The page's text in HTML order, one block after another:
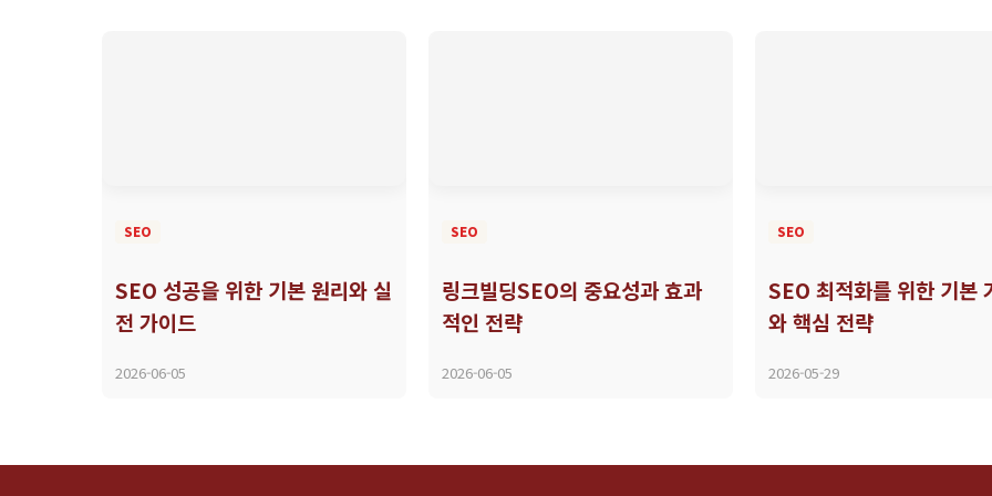
SEO
SEO 성공을 위한 기본 원리와 실
전 가이드
2026-06-05
SEO
링크빌딩SEO의 중요성과 효과
적인 전략
2026-06-05
SEO
SEO 최적화를 위한 기본
와 핵심 전략
2026-05-29